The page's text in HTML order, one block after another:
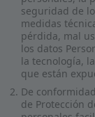
seguridad de
medidas
pérdida, mal
los datos
la tecnología,
que están
De
de Protección